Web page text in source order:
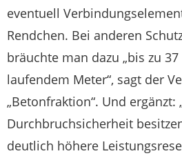
eventuell
Rendchen. Bei anderen
bräuchte man dazu „bis zu
laufendem Meter“, sagt der
„Betonfraktion“. Und ergänzt:
Durchbruchsicherheit
deutlich höhere